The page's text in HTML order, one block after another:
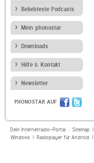
Beliebteste Podcasts
Mein phonostar
Downloads
Hilfe & Kontakt
Newsletter
PHONOSTAR AUF
Dein Internetradio-Portal : Sitemap|
Windows| Radioplayer für Android|